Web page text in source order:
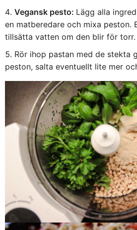
Vegansk pesto: Lägg alla
en matberedare och mixa peston.
tillsätta vatten om den blir för torr.
Rör ihop pastan med de stekta
peston, salta eventuellt lite mer